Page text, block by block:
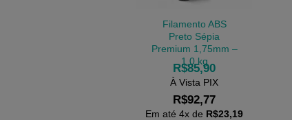
Filamento ABS
Preto Sépia
Premium 1,75mm –
1,0 kg
R$85,90
À Vista PIX
R$92,77
Em até 4x de R$23,19